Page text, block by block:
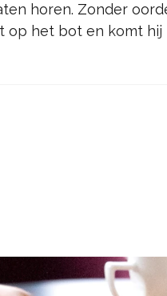
horen. Zonder
het bot en komt hij